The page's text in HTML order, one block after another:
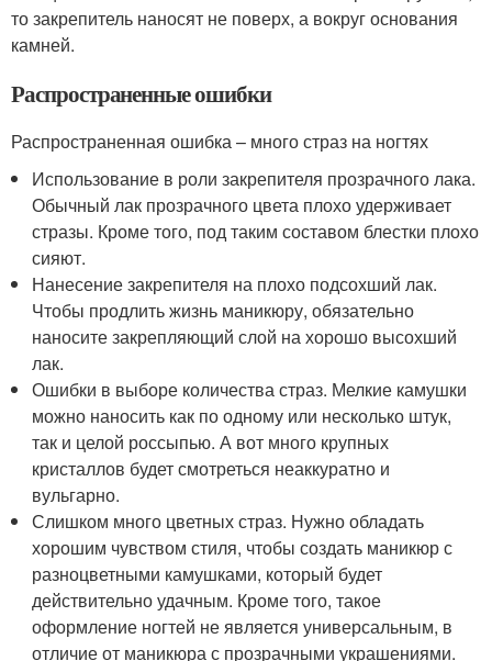
то закрепитель наносят не поверх, а вокруг основания
камней.
Распространенные ошибки
Распространенная ошибка – много страз на ногтях
Использование в роли закрепителя прозрачного лака.
Обычный лак прозрачного цвета плохо удерживает
стразы. Кроме того, под таким составом блестки плохо
сияют.
Нанесение закрепителя на плохо подсохший лак.
Чтобы продлить жизнь маникюру, обязательно
наносите закрепляющий слой на хорошо высохший
лак.
Ошибки в выборе количества страз. Мелкие камушки
можно наносить как по одному или несколько штук,
так и целой россыпью. А вот много крупных
кристаллов будет смотреться неаккуратно и
вульгарно.
Слишком много цветных страз. Нужно обладать
хорошим чувством стиля, чтобы создать маникюр с
разноцветными камушками, который будет
действительно удачным. Кроме того, такое
оформление ногтей не является универсальным, в
отличие от маникюра с прозрачными украшениями.